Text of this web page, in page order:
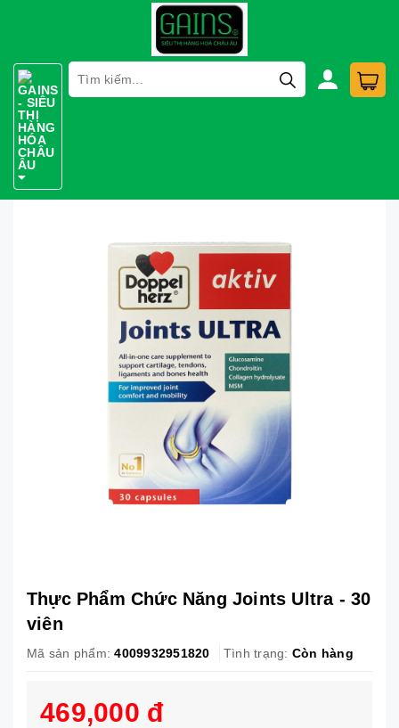
Trang chủ
Thực Phẩm Chức Năng Joints Ultra - 30 viên
Thực Phẩm Chức Năng Joints Ultra - 30
viên
Mã sản phẩm: 4009932951820 Tình trạng: Còn hàng
469,000 đ